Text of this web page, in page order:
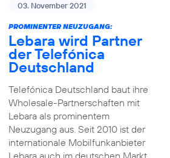
03. November 2021
PROMINENTER NEUZUGANG:
Lebara wird Partner
der Telefónica
Deutschland
Telefónica Deutschland baut ihre
Wholesale-Partnerschaften mit
Lebara als prominentem
Neuzugang aus. Seit 2010 ist der
internationale Mobilfunkanbieter
Lebara auch im deutschen Markt